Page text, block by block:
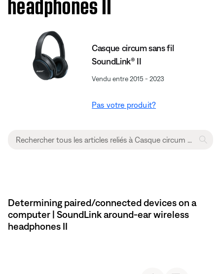
Casque circum sans fil
SoundLink® II
Vendu entre 2015 - 2023
Pas votre produit?
Determining paired/connected devices on a
computer | SoundLink around-ear wireless
headphones II